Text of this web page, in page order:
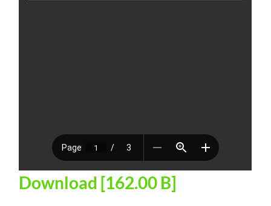
Download [162.00 B]